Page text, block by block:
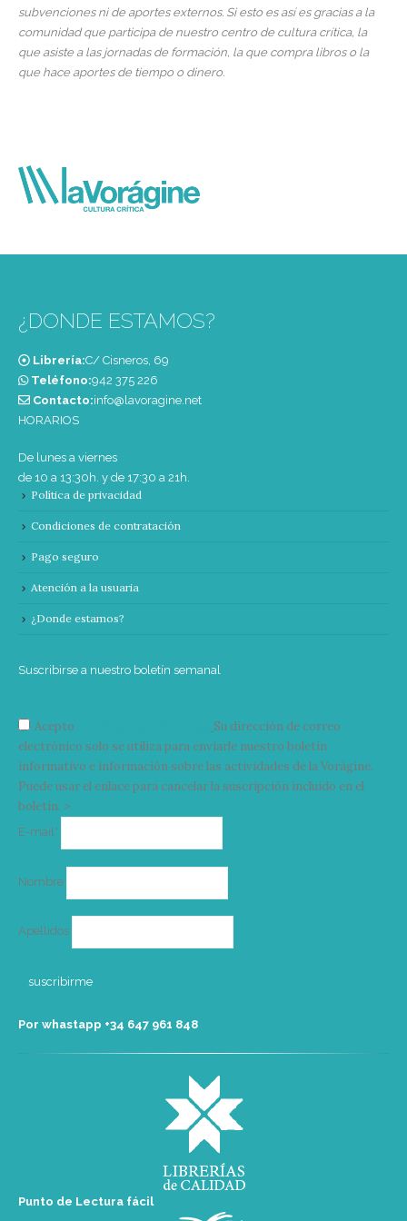
subvenciones ni de aportes externos. Si esto es así es gracias a la
comunidad que participa de nuestro centro de cultura crítica, la
que asiste a las jornadas de formación, la que compra libros o la
que hace aportes de tiempo o dinero.
¿DONDE ESTAMOS?
Librería:C/ Cisneros, 69
Teléfono:‭942 375 226‬
Contacto:info@lavoragine.net
HORARIOS
De lunes a viernes
de 10 a 13:30h. y de 17:30 a 21h.
Política de privacidad
Condiciones de contratación
Pago seguro
Atención a la usuaria
¿Donde estamos?
Suscribirse a nuestro boletín semanal
Acepto
Su dirección de correo
electrónico solo se utiliza para enviarle nuestro boletín
informativo e información sobre las actividades de la Vorágine.
Puede usar el enlace para cancelar la suscripción incluido en el
boletín. >
E-mail*
Nombre
Apellidos
Por whastapp +34 ‭647 961 848‬
Punto de Lectura fácil